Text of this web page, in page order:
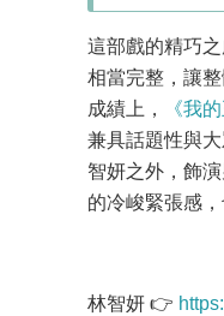
這部戲的精巧
相當完整，讓
成績上，
《我
兼具話題性與
智妍之外，飾
的冷峻緊張感
林智妍 👉